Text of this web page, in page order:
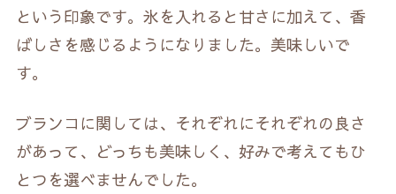
という印象です。氷を入れると甘さに加えて、香
ばしさを感じるようになりました。美味しいで
す。
ブランコに関しては、それぞれにそれぞれの良さ
があって、どっちも美味しく、好みで考えてもひ
とつを選べませんでした。